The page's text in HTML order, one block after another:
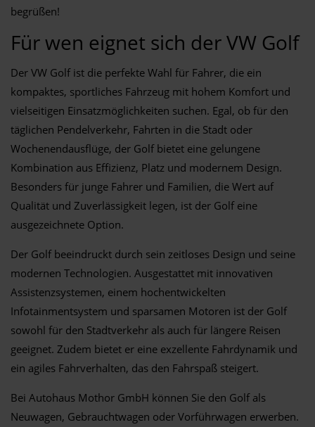
begrüßen!
Für wen eignet sich der VW Golf
Der VW Golf ist die perfekte Wahl für Fahrer, die ein
kompaktes, sportliches Fahrzeug mit hohem Komfort und
vielseitigen Einsatzmöglichkeiten suchen. Egal, ob für den
täglichen Pendelverkehr, Fahrten in die Stadt oder
Wochenendausflüge, der Golf bietet eine gelungene
Kombination aus Effizienz, Platz und modernem Design.
Besonders für junge Fahrer und Familien, die Wert auf
Qualität und Zuverlässigkeit legen, ist der Golf eine
ausgezeichnete Option.
Der Golf beeindruckt durch sein zeitloses Design und seine
modernen Technologien. Ausgestattet mit innovativen
Assistenzsystemen, einem hochentwickelten
Infotainmentsystem und sparsamen Motoren ist der Golf
sowohl für den Stadtverkehr als auch für längere Reisen
geeignet. Zudem bietet er eine exzellente Fahrdynamik und
ein agiles Fahrverhalten, das den Fahrspaß steigert.
Bei Autohaus Mothor GmbH können Sie den Golf als
Neuwagen, Gebrauchtwagen oder Vorführwagen erwerben.